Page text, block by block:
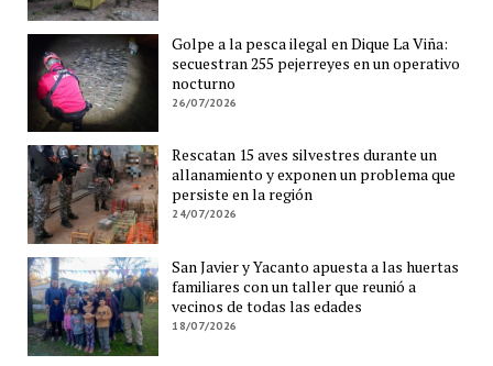
Golpe a la pesca ilegal en Dique La Viña:
secuestran 255 pejerreyes en un operativo
nocturno
26/07/2026
Rescatan 15 aves silvestres durante un
allanamiento y exponen un problema que
persiste en la región
24/07/2026
San Javier y Yacanto apuesta a las huertas
familiares con un taller que reunió a
vecinos de todas las edades
18/07/2026